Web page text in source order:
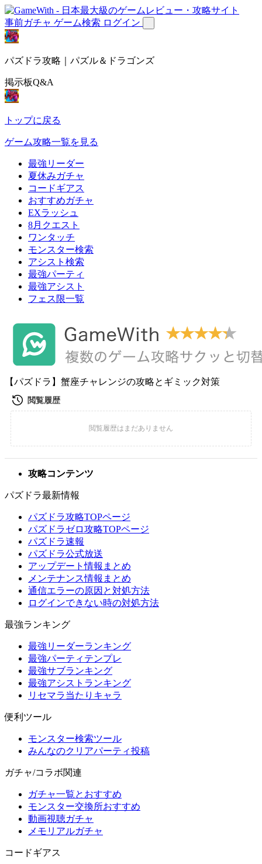
事前ガチャ ゲーム検索 ログイン
パズドラ攻略｜パズル＆ドラゴンズ
掲示板Q&A
トップに戻る
ゲーム攻略一覧を見る
最強リーダー
夏休みガチャ
コードギアス
おすすめガチャ
EXラッシュ
8月クエスト
ワンタッチ
モンスター検索
アシスト検索
最強パーティ
最強アシスト
フェス限一覧
【パズドラ】蟹座チャレンジの攻略とギミック対策
攻略コンテンツ
パズドラ最新情報
パズドラ攻略TOPページ
パズドラゼロ攻略TOPページ
パズドラ速報
パズドラ公式放送
アップデート情報まとめ
メンテナンス情報まとめ
通信エラーの原因と対処方法
ログインできない時の対処方法
最強ランキング
最強リーダーランキング
最強パーティテンプレ
最強サブランキング
最強アシストランキング
リセマラ当たりキャラ
便利ツール
モンスター検索ツール
みんなのクリアパーティ投稿
ガチャ/コラボ関連
ガチャ一覧とおすすめ
モンスター交換所おすすめ
動画視聴ガチャ
メモリアルガチャ
コードギアス